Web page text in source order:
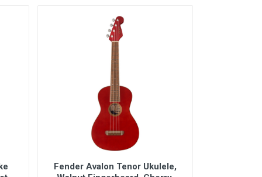
Fender Avalon Tenor Ukulele,